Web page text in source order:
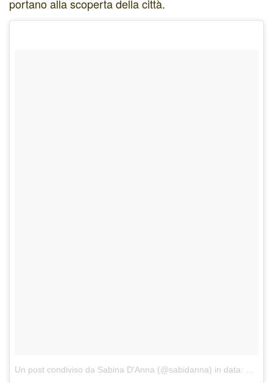
portano alla scoperta della città.
Un post condiviso da Sabina D'Anna (@sabidanna) in data: